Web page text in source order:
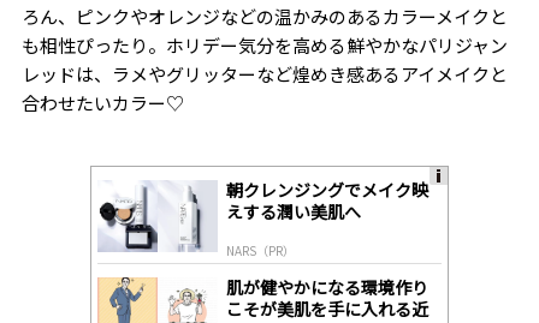
ろん、ピンクやオレンジなどの温かみのあるカラーメイクと
も相性ぴったり。ホリデー気分を高める鮮やかなパリジャン
レッドは、ラメやグリッターなど煌めき感あるアイメイクと
合わせたいカラー♡
朝クレンジングでメイク映
えする潤い美肌へ
NARS（PR）
肌が健やかになる環境作り
こそが美肌を手に入れる近